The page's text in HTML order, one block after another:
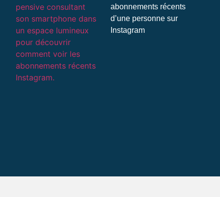
abonnements récents
d’une personne sur
Instagram